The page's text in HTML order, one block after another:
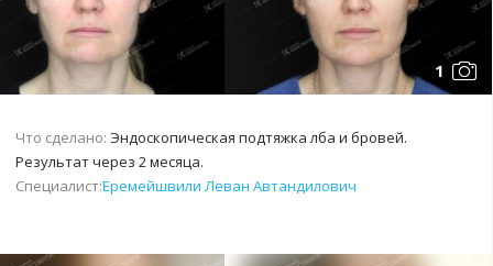
1
Что сделано: Эндоскопическая подтяжка лба и бровей.
Результат через 2 месяца.
Специалист:Еремейшвили Леван Автандилович